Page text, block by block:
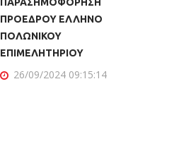
ΠΡΟΕΔΡΟΥ ΕΛΛΗΝΟ
ΠΟΛΩΝΙΚΟΥ
ΕΠΙΜΕΛΗΤΗΡΙΟΥ
26/09/2024 09:15:14